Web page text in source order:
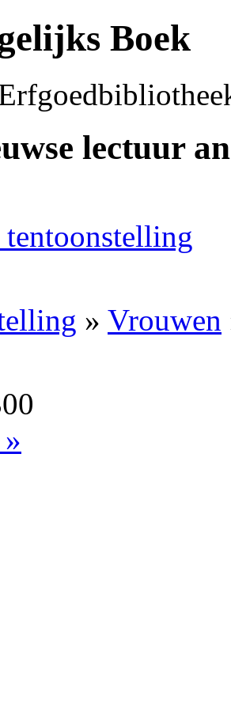
Boek
lectuur
» Vrouwen